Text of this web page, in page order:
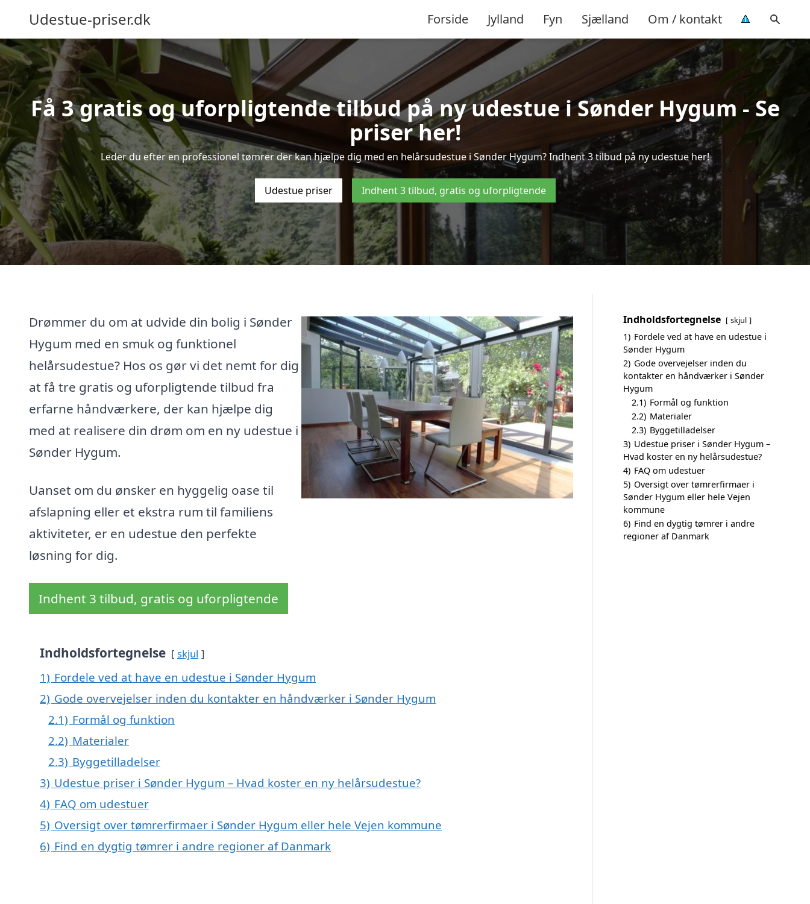
Udestue-priser.dk Forside Jylland Fyn Sjælland Om / kontakt
Få 3 gratis og uforpligtende tilbud på ny udestue i Sønder Hygum - Se
priser her!
Leder du efter en professionel tømrer der kan hjælpe dig med en helårsudestue i Sønder Hygum? Indhent 3 tilbud på ny udestue her!
Udestue priser Indhent 3 tilbud, gratis og uforpligtende
Drømmer du om at udvide din bolig i Sønder
Hygum med en smuk og funktionel
helårsudestue? Hos os gør vi det nemt for dig
at få tre gratis og uforpligtende tilbud fra
erfarne håndværkere, der kan hjælpe dig
med at realisere din drøm om en ny udestue i
Sønder Hygum.
Uanset om du ønsker en hyggelig oase til
afslapning eller et ekstra rum til familiens
aktiviteter, er en udestue den perfekte
løsning for dig.
Indhent 3 tilbud, gratis og uforpligtende
Indholdsfortegnelse skjul
1) Fordele ved at have en udestue i Sønder Hygum
2) Gode overvejelser inden du kontakter en håndværker i Sønder Hygum
2.1) Formål og funktion
2.2) Materialer
2.3) Byggetilladelser
3) Udestue priser i Sønder Hygum – Hvad koster en ny helårsudestue?
4) FAQ om udestuer
5) Oversigt over tømrerfirmaer i Sønder Hygum eller hele Vejen kommune
6) Find en dygtig tømrer i andre regioner af Danmark
Indholdsfortegnelse skjul
1) Fordele ved at have en udestue i
Sønder Hygum
2) Gode overvejelser inden du
kontakter en håndværker i Sønder
Hygum
2.1) Formål og funktion
2.2) Materialer
2.3) Byggetilladelser
3) Udestue priser i Sønder Hygum –
Hvad koster en ny helårsudestue?
4) FAQ om udestuer
5) Oversigt over tømrerfirmaer i
Sønder Hygum eller hele Vejen
kommune
6) Find en dygtig tømrer i andre
regioner af Danmark